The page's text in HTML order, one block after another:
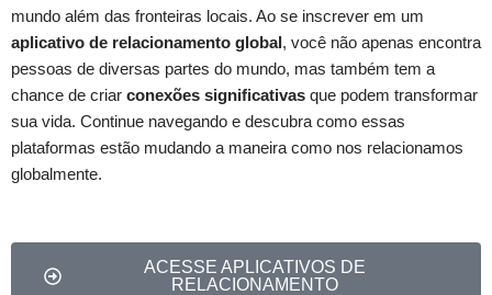
mundo além das fronteiras locais. Ao se inscrever em um
aplicativo de relacionamento global, você não apenas encontra
pessoas de diversas partes do mundo, mas também tem a
chance de criar conexões significativas que podem transformar
sua vida. Continue navegando e descubra como essas
plataformas estão mudando a maneira como nos relacionamos
globalmente.
ACESSE APLICATIVOS DE
RELACIONAMENTO